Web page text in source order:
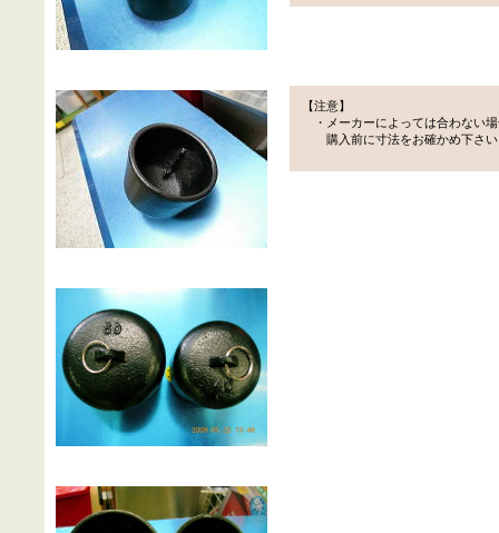
【注意】
・メーカーによっては合わない
購入前に寸法をお確かめ下さい